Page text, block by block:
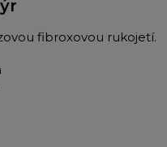
fibroxovou rukojetí.